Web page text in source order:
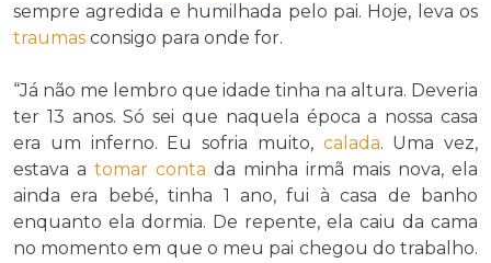
sempre agredida e humilhada pelo pai. Hoje, leva os
traumas consigo para onde for.
“Já não me lembro que idade tinha na altura. Deveria
ter 13 anos. Só sei que naquela época a nossa casa
era um inferno. Eu sofria muito, calada. Uma vez,
estava a tomar conta da minha irmã mais nova, ela
ainda era bebé, tinha 1 ano, fui à casa de banho
enquanto ela dormia. De repente, ela caiu da cama
no momento em que o meu pai chegou do trabalho.